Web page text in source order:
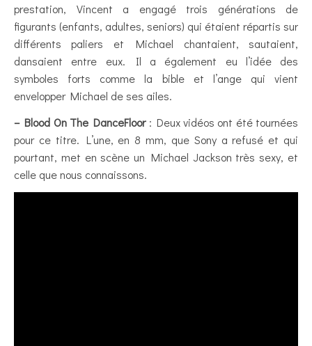
prestation, Vincent a engagé trois générations de
figurants (enfants, adultes, seniors) qui étaient répartis sur
différents paliers et Michael chantaient, sautaient,
dansaient entre eux. Il a également eu l’idée des
symboles forts comme la bible et l’ange qui vient
envelopper Michael de ses ailes.
– Blood On The DanceFloor: Deux vidéos ont été tournées
pour ce titre. L’une, en 8 mm, que Sony a refusé et qui
pourtant, met en scène un Michael Jackson très sexy, et
celle que nous connaissons.